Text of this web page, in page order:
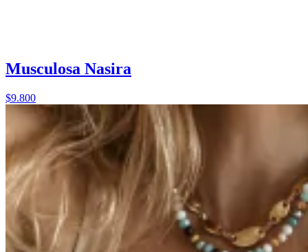
Musculosa Nasira
$9.800